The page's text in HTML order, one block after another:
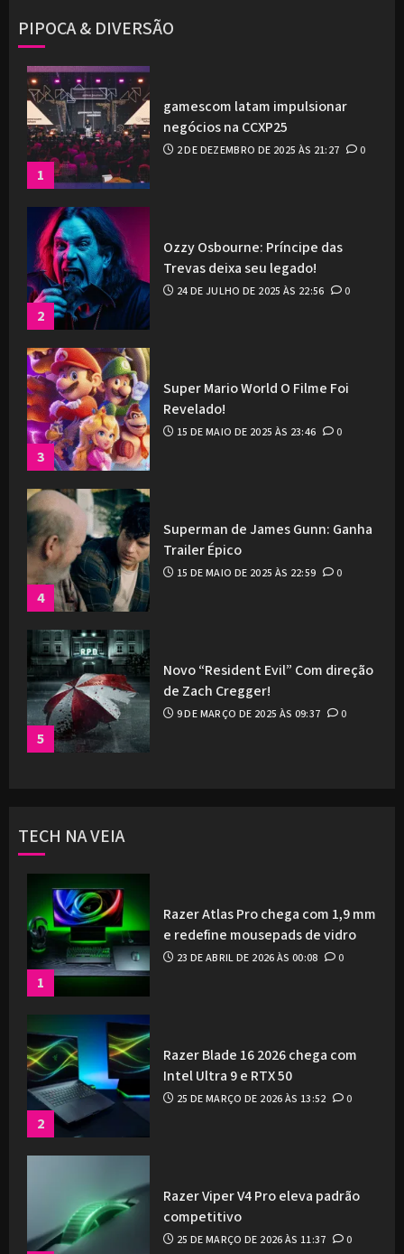
PIPOCA & DIVERSÃO
1
gamescom latam impulsionar
negócios na CCXP25
2 DE DEZEMBRO DE 2025 ÀS 21:27 0
2
Ozzy Osbourne: Príncipe das
Trevas deixa seu legado!
24 DE JULHO DE 2025 ÀS 22:56 0
3
Super Mario World O Filme Foi
Revelado!
15 DE MAIO DE 2025 ÀS 23:46 0
4
Superman de James Gunn: Ganha
Trailer Épico
15 DE MAIO DE 2025 ÀS 22:59 0
5
Novo “Resident Evil” Com direção
de Zach Cregger!
9 DE MARÇO DE 2025 ÀS 09:37 0
TECH NA VEIA
1
Razer Atlas Pro chega com 1,9 mm
e redefine mousepads de vidro
23 DE ABRIL DE 2026 ÀS 00:08 0
2
Razer Blade 16 2026 chega com
Intel Ultra 9 e RTX 50
25 DE MARÇO DE 2026 ÀS 13:52 0
Razer Viper V4 Pro eleva padrão
competitivo
25 DE MARÇO DE 2026 ÀS 11:37 0